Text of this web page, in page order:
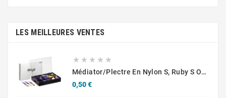
LES MEILLEURES VENTES
    
Médiator/plectre En Nylon S, Ruby S Ou Touch L - STAGG PBOX10
0,50 €Prix